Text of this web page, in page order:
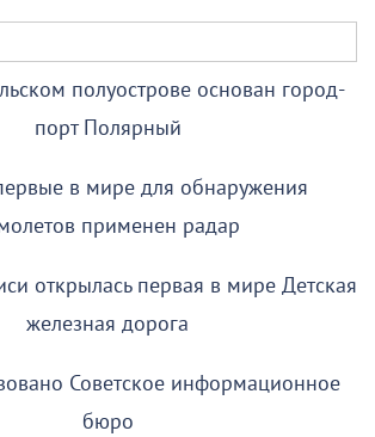
полуострове основан город-
порт Полярный
в мире для обнаружения
применен радар
открылась первая в мире Детская
железная дорога
Советское информационное
бюро